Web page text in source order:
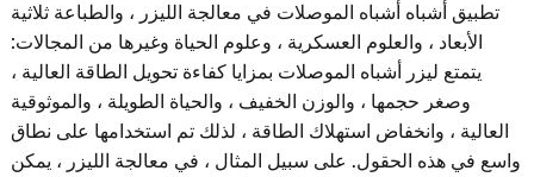
أشباه أشباه الموصلات في معالجة الليزر ، والطباعة ثلاثية
، والعلوم العسكرية ، وعلوم الحياة وغيرها من المجالات:
ليزر أشباه الموصلات بمزايا كفاءة تحويل الطاقة العالية ،
وصغر حجمها ، والوزن الخفيف ، والحياة الطويلة ، والموثوقية
، وانخفاض استهلاك الطاقة ، لذلك تم استخدامها على نطاق
هذه الحقول. على سبيل المثال ، في معالجة الليزر ، يمكن